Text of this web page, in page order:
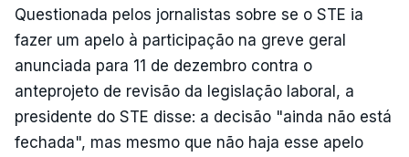
Questionada pelos jornalistas sobre se o STE ia
fazer um apelo à participação na greve geral
anunciada para 11 de dezembro contra o
anteprojeto de revisão da legislação laboral, a
presidente do STE disse: a decisão "ainda não está
fechada", mas mesmo que não haja esse apelo